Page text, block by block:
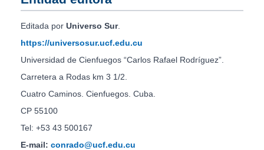
Editada por Universo Sur.
https://universosur.ucf.edu.cu
Universidad de Cienfuegos “Carlos Rafael Rodríguez”.
Carretera a Rodas km 3 1/2.
Cuatro Caminos. Cienfuegos. Cuba.
CP 55100
Tel: +53 43 500167
E-mail: conrado@ucf.edu.cu